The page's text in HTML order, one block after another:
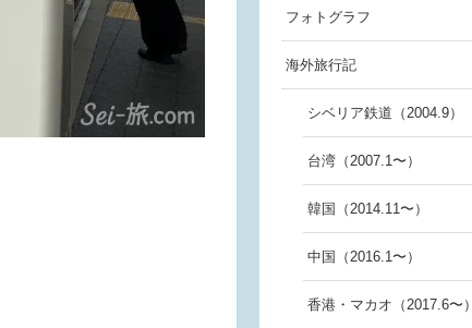
フォトグラフ
海外旅行記
シベリア鉄道（2004.9）
台湾（2007.1〜）
韓国（2014.11〜）
中国（2016.1〜）
香港・マカオ（2017.6〜）